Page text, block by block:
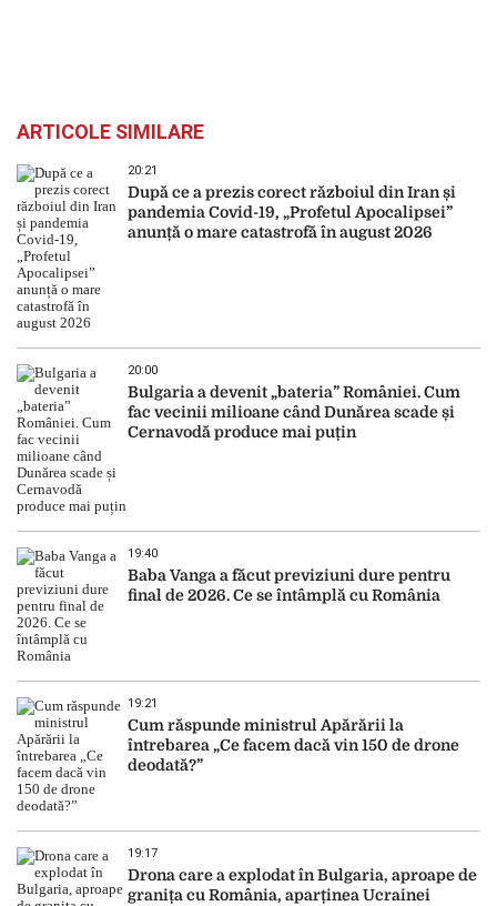
ARTICOLE SIMILARE
20:21
După ce a prezis corect războiul din Iran și
pandemia Covid-19, „Profetul Apocalipsei”
anunță o mare catastrofă în august 2026
20:00
Bulgaria a devenit „bateria” României. Cum
fac vecinii milioane când Dunărea scade și
Cernavodă produce mai puțin
19:40
Baba Vanga a făcut previziuni dure pentru
final de 2026. Ce se întâmplă cu România
19:21
Cum răspunde ministrul Apărării la
întrebarea „Ce facem dacă vin 150 de drone
deodată?”
19:17
Drona care a explodat în Bulgaria, aproape de
granița cu România, aparținea Ucrainei